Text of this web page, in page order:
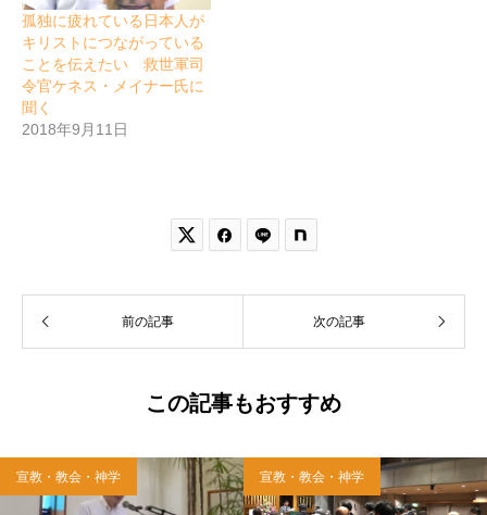
孤独に疲れている日本人が
キリストにつながっている
ことを伝えたい 救世軍司
令官ケネス・メイナー氏に
聞く
2018年9月11日
 
前の記事 次の記事
この記事もおすすめ
宣教・教会・神学 宣教・教会・神学